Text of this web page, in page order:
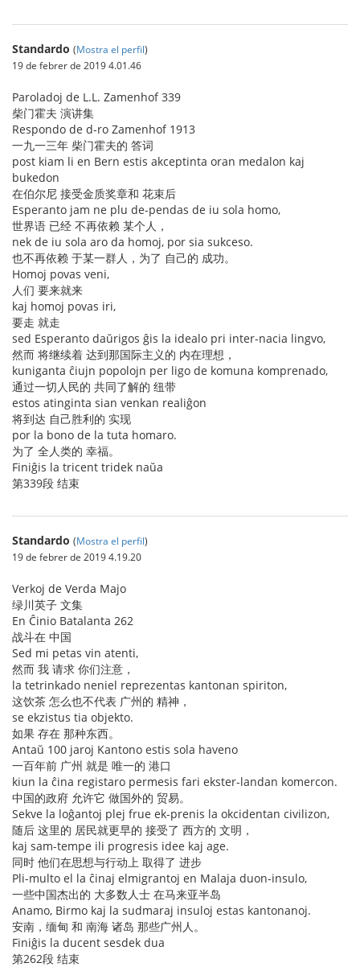
Standardo (Mostra el perfil)
19 de febrer de 2019 4.01.46
Paroladoj de L.L. Zamenhof 339
柴门霍夫 演讲集
Respondo de d-ro Zamenhof 1913
一九一三年 柴门霍夫的 答词
post kiam li en Bern estis akceptinta oran medalon kaj
bukedon
在伯尔尼 接受金质奖章和 花束后
Esperanto jam ne plu de-pendas de iu sola homo,
世界语 已经 不再依赖 某个人，
nek de iu sola aro da homoj, por sia sukceso.
也不再依赖 于某一群人，为了 自己的 成功。
Homoj povas veni,
人们 要来就来
kaj homoj povas iri,
要走 就走
sed Esperanto daŭrigos ĝis la idealo pri inter-nacia lingvo,
然而 将继续着 达到那国际主义的 内在理想，
kuniganta ĉiujn popolojn per ligo de komuna komprenado,
通过一切人民的 共同了解的 纽带
estos atinginta sian venkan realiĝon
将到达 自己胜利的 实现
por la bono de la tuta homaro.
为了 全人类的 幸福。
Finiĝis la tricent tridek naŭa
第339段 结束
Standardo (Mostra el perfil)
19 de febrer de 2019 4.19.20
Verkoj de Verda Majo
绿川英子 文集
En Ĉinio Batalanta 262
战斗在 中国
Sed mi petas vin atenti,
然而 我 请求 你们注意，
la tetrinkado neniel reprezentas kantonan spiriton,
这饮茶 怎么也不代表 广州的 精神，
se ekzistus tia objekto.
如果 存在 那种东西。
Antaŭ 100 jaroj Kantono estis sola haveno
一百年前 广州 就是 唯一的 港口
kiun la ĉina registaro permesis fari ekster-landan komercon.
中国的政府 允许它 做国外的 贸易。
Sekve la loĝantoj plej frue ek-prenis la okcidentan civilizon,
随后 这里的 居民就更早的 接受了 西方的 文明，
kaj sam-tempe ili progresis idee kaj age.
同时 他们在思想与行动上 取得了 进步
Pli-multo el la ĉinaj elmigrantoj en Malaja duon-insulo,
一些中国杰出的 大多数人士 在马来亚半岛
Anamo, Birmo kaj la sudmaraj insuloj estas kantonanoj.
安南，缅甸 和 南海 诸岛 那些广州人。
Finiĝis la ducent sesdek dua
第262段 结束